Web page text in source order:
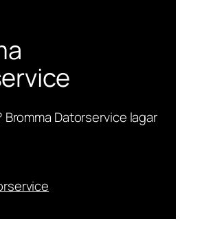
Bromma Datorservice lagar